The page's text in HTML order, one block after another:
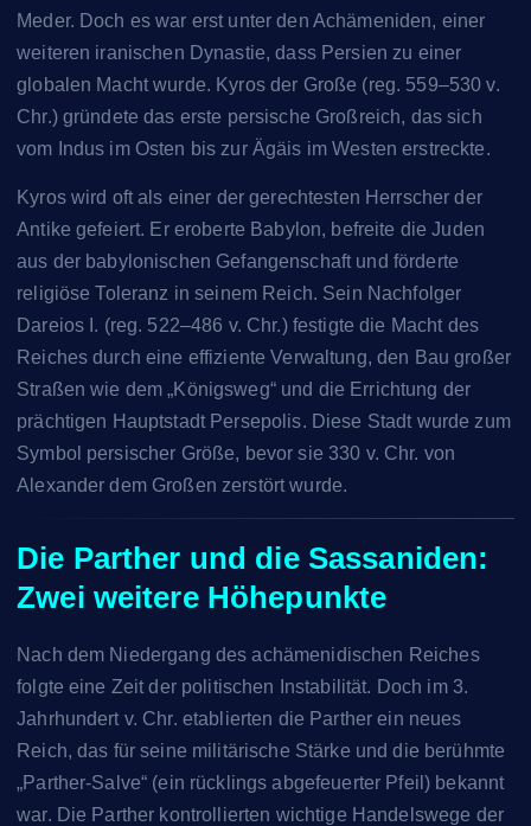
Meder. Doch es war erst unter den Achämeniden, einer
weiteren iranischen Dynastie, dass Persien zu einer
globalen Macht wurde. Kyros der Große (reg. 559–530 v.
Chr.) gründete das erste persische Großreich, das sich
vom Indus im Osten bis zur Ägäis im Westen erstreckte.
Kyros wird oft als einer der gerechtesten Herrscher der
Antike gefeiert. Er eroberte Babylon, befreite die Juden
aus der babylonischen Gefangenschaft und förderte
religiöse Toleranz in seinem Reich. Sein Nachfolger
Dareios I. (reg. 522–486 v. Chr.) festigte die Macht des
Reiches durch eine effiziente Verwaltung, den Bau großer
Straßen wie dem „Königsweg“ und die Errichtung der
prächtigen Hauptstadt Persepolis. Diese Stadt wurde zum
Symbol persischer Größe, bevor sie 330 v. Chr. von
Alexander dem Großen zerstört wurde.
Die Parther und die Sassaniden:
Zwei weitere Höhepunkte
Nach dem Niedergang des achämenidischen Reiches
folgte eine Zeit der politischen Instabilität. Doch im 3.
Jahrhundert v. Chr. etablierten die Parther ein neues
Reich, das für seine militärische Stärke und die berühmte
„Parther-Salve“ (ein rücklings abgefeuerter Pfeil) bekannt
war. Die Parther kontrollierten wichtige Handelswege der